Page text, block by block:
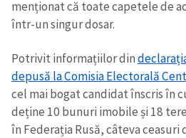
menționat că toate capetele de
într-un singur dosar.
Potrivit informațiilor din
depusă la Comisia Electorală
cel mai bogat candidat înscris în
deține 10 bunuri imobile și 18
în Federația Rusă, câteva ceasuri